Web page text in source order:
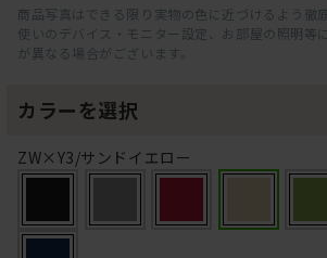
商品写真はできる限り実物の色に近づけるよう徹
使いのデバイス・モニター設定、お部屋の照明等
が異なる場合がございます。
カラーを選択
ZW×Y3/サンドイエロー